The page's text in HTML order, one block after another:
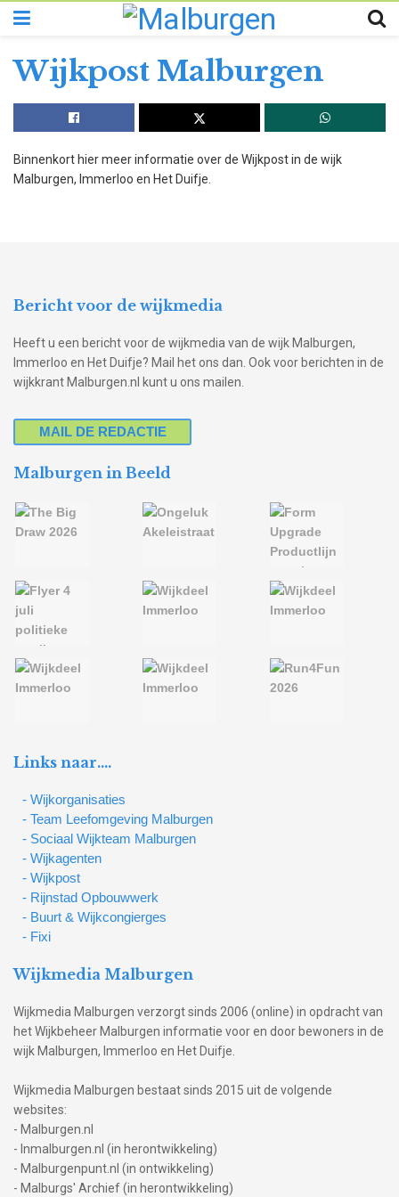
Wijkpost Malburgen
Binnenkort hier meer informatie over de Wijkpost in de wijk
Malburgen, Immerloo en Het Duifje.
Bericht voor de wijkmedia
Heeft u een bericht voor de wijkmedia van de wijk Malburgen,
Immerloo en Het Duifje? Mail het ons dan. Ook voor berichten in de
wijkkrant Malburgen.nl kunt u ons mailen.
MAIL DE REDACTIE
Malburgen in Beeld
Links naar….
- Wijkorganisaties
- Team Leefomgeving Malburgen
- Sociaal Wijkteam Malburgen
- Wijkagenten
- Wijkpost
- Rijnstad Opbouwwerk
- Buurt & Wijkcongierges
- Fixi
Wijkmedia Malburgen
Wijkmedia Malburgen verzorgt sinds 2006 (online) in opdracht van
het Wijkbeheer Malburgen informatie voor en door bewoners in de
wijk Malburgen, Immerloo en Het Duifje.
Wijkmedia Malburgen bestaat sinds 2015 uit de volgende
websites:
- Malburgen.nl
- Inmalburgen.nl (in herontwikkeling)
- Malburgenpunt.nl (in ontwikkeling)
- Malburgs' Archief (in herontwikkeling)